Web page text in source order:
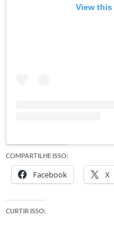
View
COMPARTILHE ISSO:
Facebook X
CURTIR ISSO: